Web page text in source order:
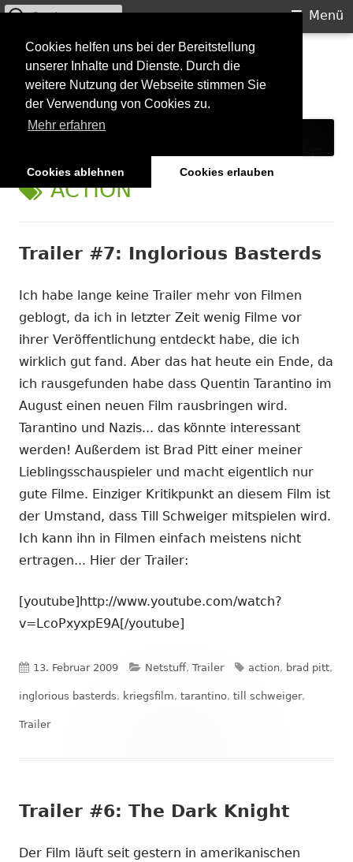
Cookies helfen uns bei der Bereitstellung
unserer Inhalte und Dienste. Durch die
weitere Nutzung der Webseite stimmen Sie
der Verwendung von Cookies zu.
Mehr erfahren
Cookies ablehnen Cookies erlauben
Springe
Inhalt
Starkilla
Konzertberichte und mehr
Primäres
Menü
Menü
Suchen
SCHLAGWORT:
ACTION
Trailer #7: Inglorious Basterds
Ich habe lange keine Trailer mehr von Filmen
geblogt, da ich in letzter Zeit wenig Filme vor
ihrer Veröffentlichung entdeckt habe, die ich
wirklich gut fand. Aber das hat heute ein Ende, da
ich rausgefunden habe dass Quentin Tarantino im
August einen neuen Film rausbringen wird.
Tarantino und Nazis... das könnte interessant
werden! Außerdem ist Brad Pitt einer meiner
Lieblingsschauspieler und macht eigentlich nur
gute Filme. Einziger Kritikpunkt an diesem Film ist
der Umstand, dass Till Schweiger mitspielen wird.
Ich kann ihn in Filmen einfach meistens nicht
ertragen... Hier der Trailer:
[youtube]http://www.youtube.com/watch?
v=LcoPxyxpE9A[/youtube]
Veröffentlicht
am
13. Februar 2009 Kategorien
Netstuff, Trailer Schlagwörter
action, brad pitt,
inglorious basterds, kriegsfilm, tarantino, till schweiger,
Trailer
Trailer #6: The Dark Knight
Der Film läuft seit gestern in amerikanischen